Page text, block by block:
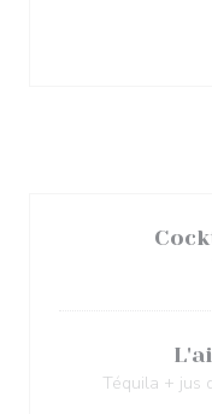
Téquila + jus